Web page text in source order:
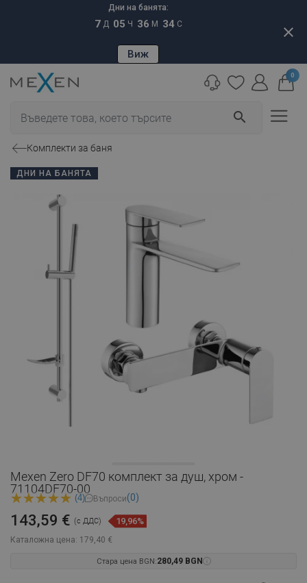
Дни на банята:
7 Д 05 Ч 36 М 33 С
Виж
close
search
0
Комплекти за баня
ДНИ НА БАНЯТА
Mexen Zero DF70 комплект за душ, хром -
71104DF70-00
(4) Въпроси(0)
Каталожна цена: 179,40 €
143,59 € (с ДДС) 19,96%
Стара цена BGN:280,49 BGN